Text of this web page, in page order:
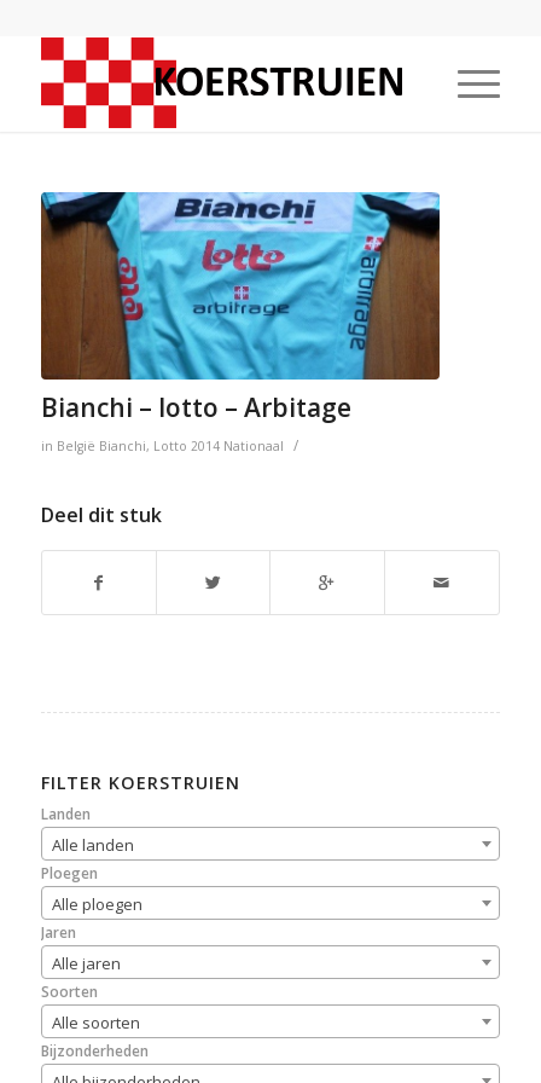
Bianchi – lotto – Arbitage
in België Bianchi, Lotto 2014 Nationaal /
Deel dit stuk
FILTER KOERSTRUIEN
Landen
Alle landen
Ploegen
Alle ploegen
Jaren
Alle jaren
Soorten
Alle soorten
Bijzonderheden